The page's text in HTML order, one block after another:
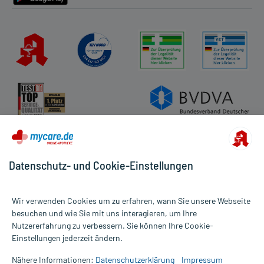
Alle Preise gelten inkl. MwSt., ggf. zzgl. Versandkosten
Informationen auf dieser Website werden ausschließlich für
Datenschutz- und Cookie-Einstellungen
Wir verwenden Cookies um zu erfahren, wann Sie unsere Webseite
besuchen und wie Sie mit uns interagieren, um Ihre
Nutzererfahrung zu verbessern. Sie können Ihre Cookie-
Einstellungen jederzeit ändern.
Nähere Informationen: Datenschutzerklärung Impressum